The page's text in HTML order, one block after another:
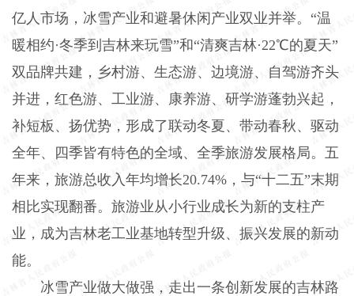
亿人市场，冰雪产业和避暑休闲产业双业并举。“温
暖相约·冬季到吉林来玩雪”和“清爽吉林·22℃的夏天”
双品牌共建，乡村游、生态游、边境游、自驾游齐头
并进，红色游、工业游、康养游、研学游蓬勃兴起，
补短板、扬优势，形成了联动冬夏、带动春秋、驱动
全年、四季皆有特色的全域、全季旅游发展格局。五
年来，旅游总收入年均增长20.74%，与“十二五”末期
相比实现翻番。旅游业从小行业成长为新的支柱产
业，成为吉林老工业基地转型升级、振兴发展的新动
能。
冰雪产业做大做强，走出一条创新发展的吉林路